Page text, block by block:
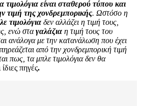
είναι σταθερού τύπου και
τιμή της χονδρεμπορικής. Ωστόσο η
τιμολόγια δεν αλλάζει η τιμή τους,
ενώ σταγαλάζια η τιμή τους του
ανάλογα με την κατανάλωση που έχει
από την χονδρεμπορική τιμή
πως, τα μπλε τιμολόγια δεν θα
ίδιες πηγές.